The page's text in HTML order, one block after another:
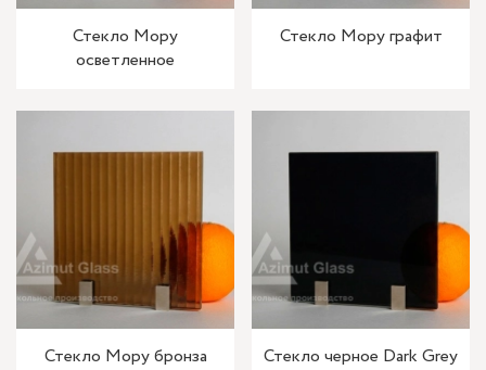
Стекло Мору
осветленное
Стекло Мору графит
Стекло Мору бронза Стекло черное Dark Grey